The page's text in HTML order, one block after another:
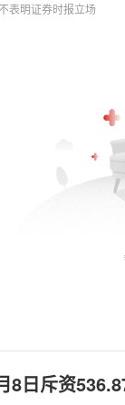
表明证券时报立场
日斥资